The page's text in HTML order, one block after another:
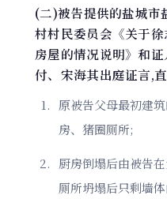
(二)被告提供的盐城市
村村民委员会《关于
房屋的情况说明》和
付、宋海其出庭证言,
原被告父母最初建
房、猪圈厕所;
厨房倒塌后由被告
厕所坍塌后只剩墙